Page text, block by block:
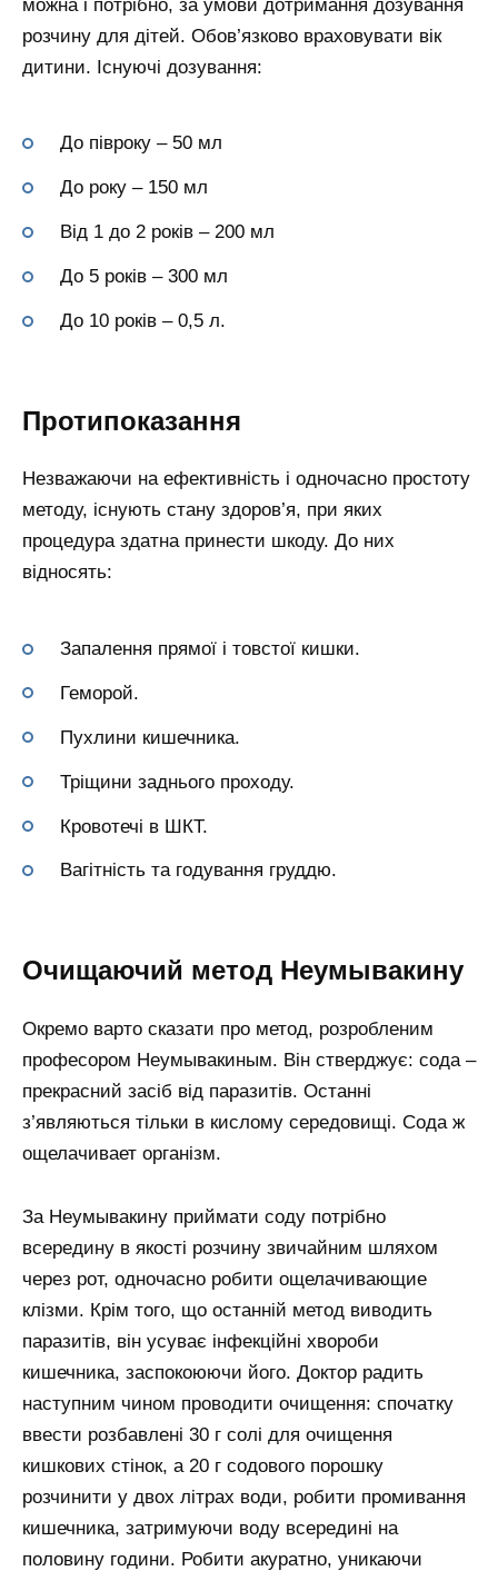
можна і потрібно, за умови дотримання дозування
розчину для дітей. Обов’язково враховувати вік
дитини. Існуючі дозування:
До півроку – 50 мл
До року – 150 мл
Від 1 до 2 років – 200 мл
До 5 років – 300 мл
До 10 років – 0,5 л.
Протипоказання
Незважаючи на ефективність і одночасно простоту
методу, існують стану здоров’я, при яких
процедура здатна принести шкоду. До них
відносять:
Запалення прямої і товстої кишки.
Геморой.
Пухлини кишечника.
Тріщини заднього проходу.
Кровотечі в ШКТ.
Вагітність та годування груддю.
Очищаючий метод Неумывакину
Окремо варто сказати про метод, розробленим
професором Неумывакиным. Він стверджує: сода –
прекрасний засіб від паразитів. Останні
з’являються тільки в кислому середовищі. Сода ж
ощелачивает організм.
За Неумывакину приймати соду потрібно
всередину в якості розчину звичайним шляхом
через рот, одночасно робити ощелачивающие
клізми. Крім того, що останній метод виводить
паразитів, він усуває інфекційні хвороби
кишечника, заспокоюючи його. Доктор радить
наступним чином проводити очищення: спочатку
ввести розбавлені 30 г солі для очищення
кишкових стінок, а 20 г содового порошку
розчинити у двох літрах води, робити промивання
кишечника, затримуючи воду всередині на
половину години. Робити акуратно, уникаючи